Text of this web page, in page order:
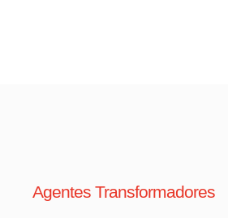
Agentes Transformadores